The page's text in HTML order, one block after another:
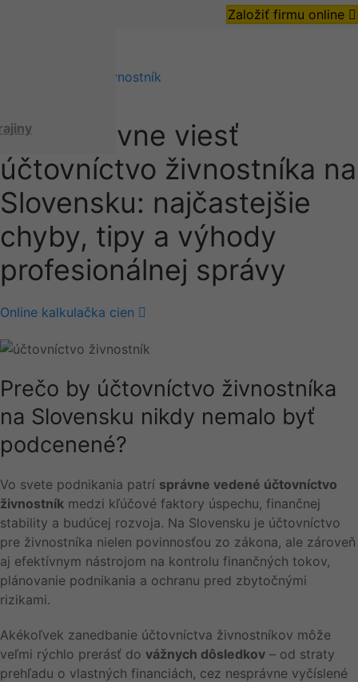
Založiť firmu online
účtovníctvo živnostník
Ako správne viesť
účtovníctvo živnostníka na
Slovensku: najčastejšie
chyby, tipy a výhody
profesionálnej správy
Online kalkulačka cien
Prečo by účtovníctvo živnostníka
na Slovensku nikdy nemalo byť
podcenené?
Vo svete podnikania patrí správne vedené účtovníctvo
živnostník medzi kľúčové faktory úspechu, finančnej
stability a budúcej rozvoja. Na Slovensku je účtovníctvo
pre živnostníka nielen povinnosťou zo zákona, ale zároveň
aj efektívnym nástrojom na kontrolu finančných tokov,
plánovanie podnikania a ochranu pred zbytočnými
rizikami.
Akékoľvek zanedbanie účtovníctva živnostníkov môže
veľmi rýchlo prerásť do vážnych dôsledkov – od straty
prehľadu o vlastných financiách, cez nesprávne vyčíslené